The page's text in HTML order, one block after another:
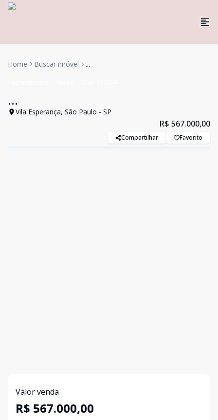
Home Buscar imóvel ...
...
Vila Esperança, São Paulo - SP
R$ 567.000,00
Compartilhar Favorito
Valor venda
R$ 567.000,00